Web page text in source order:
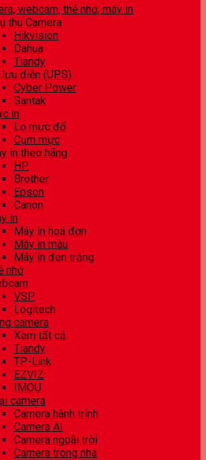
webcam, thẻ nhớ, máy in
thu Camera
Hikvision
Dahua
Tiandy
lưu điện (UPS)
Cyber Power
Santak
in
Lọ mực đổ
Cụm mực
in theo hãng
HP
Brother
Epson
Canon
in
Máy in hoá đơn
Máy in màu
Máy in đen trắng
nhớ
VSP
Logitech
camera
Xem tất cả
Tiandy
TP-Link
EZVIZ
IMOU
camera
Camera hành trình
Camera AI
Camera ngoài trời
Camera trong nhà